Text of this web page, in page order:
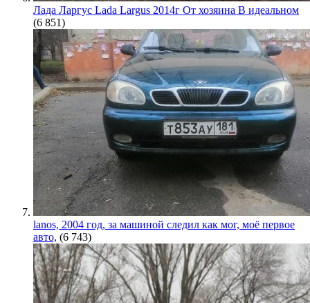
Лада Ларгус Lada Largus 2014г От хозяина В идеальном
(6 851)
lanos, 2004 год, за машиной следил как мог, моё первое
авто, (6 743)